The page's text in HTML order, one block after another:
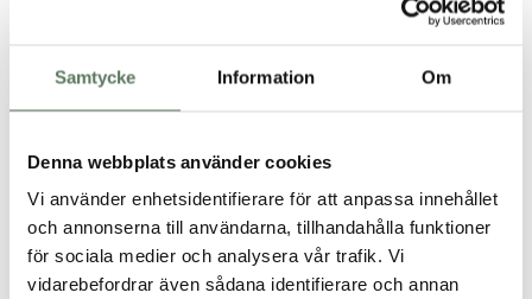
Samtycke Information Om
Denna webbplats använder cookies
Vi använder enhetsidentifierare för att anpassa innehållet
och annonserna till användarna, tillhandahålla funktioner
för sociala medier och analysera vår trafik. Vi
vidarebefordrar även sådana identifierare och annan
Passform